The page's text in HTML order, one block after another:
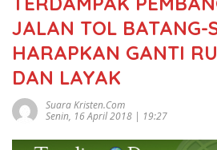
JALAN TOL BATANG-
HARAPKAN GANTI
DAN LAYAK
Suara Kristen.com
Senin, 16 April 2018 | 19:27